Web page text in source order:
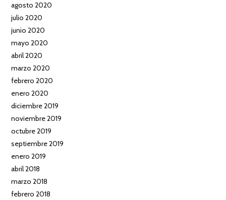
agosto 2020
julio 2020
junio 2020
mayo 2020
abril 2020
marzo 2020
febrero 2020
enero 2020
diciembre 2019
noviembre 2019
octubre 2019
septiembre 2019
enero 2019
abril 2018
marzo 2018
febrero 2018